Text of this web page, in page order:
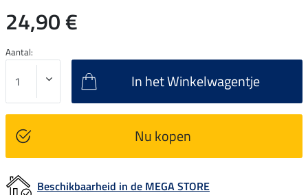
24,90 €
Aantal:
In het Winkelwagentje
Nu kopen
Beschikbaarheid in de MEGA STORE